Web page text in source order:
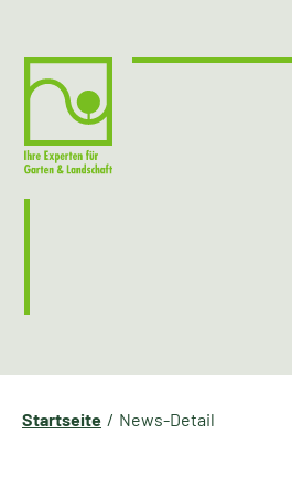
Startseite News-Detail